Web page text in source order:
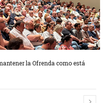
la Ofrenda como está
por el sector Olivereta
Sector La Seu-La Xerea-El